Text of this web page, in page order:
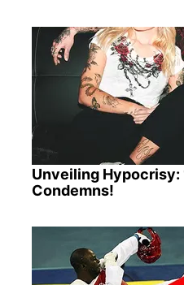
Unveiling Hypocrisy:
Condemns!